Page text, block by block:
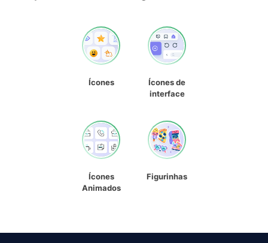
Ícones
Ícones de
interface
Ícones
Animados
Figurinhas